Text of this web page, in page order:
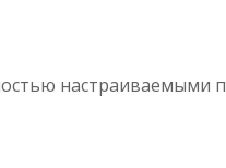
настраиваемыми